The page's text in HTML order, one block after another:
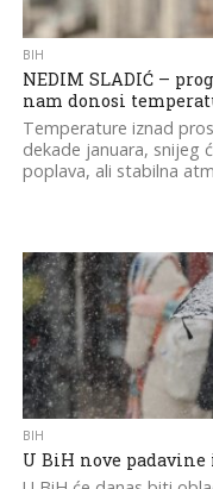
BIH
NEDIM SLADIĆ –
nam donosi
Temperature iznad
dekade januara, snijeg
poplava, ali stabilna
BIH
U BiH nove